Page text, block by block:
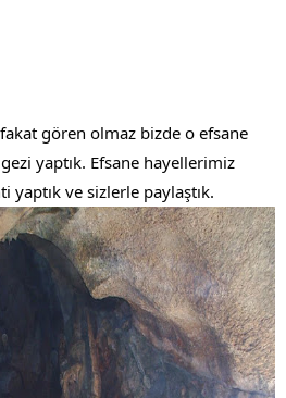
gören olmaz bizde o efsane
yaptık. Efsane hayellerimiz
yaptık ve sizlerle paylaştık.